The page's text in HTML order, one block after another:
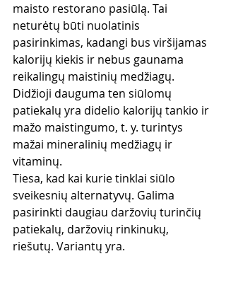
maisto restorano pasiūlą. Tai
neturėtų būti nuolatinis
pasirinkimas, kadangi bus viršijamas
kalorijų kiekis ir nebus gaunama
reikalingų maistinių medžiagų.
Didžioji dauguma ten siūlomų
patiekalų yra didelio kalorijų tankio ir
mažo maistingumo, t. y. turintys
mažai mineralinių medžiagų ir
vitaminų.
Tiesa, kad kai kurie tinklai siūlo
sveikesnių alternatyvų. Galima
pasirinkti daugiau daržovių turinčių
patiekalų, daržovių rinkinukų,
riešutų. Variantų yra.